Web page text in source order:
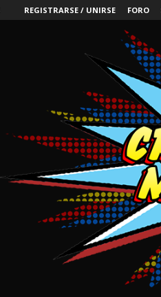
REGISTRARSE / UNIRSE FORO